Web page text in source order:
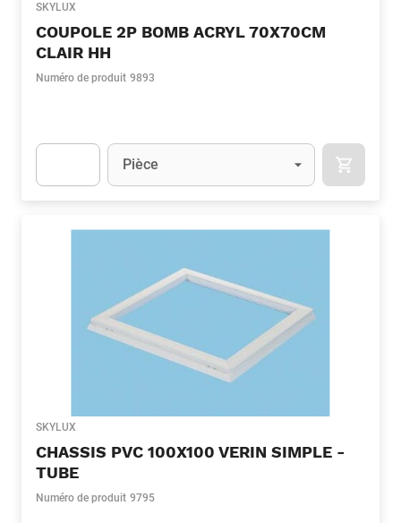
SKYLUX
COUPOLE 2P BOMB ACRYL 70X70CM
CLAIR HH
Numéro de produit 9893
Unité
Pièce
SKYLUX
CHASSIS PVC 100X100 VERIN SIMPLE -
TUBE
Numéro de produit 9795